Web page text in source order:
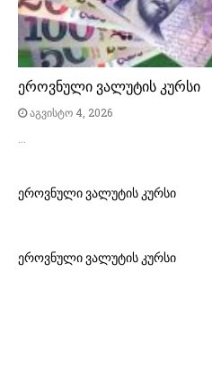
ეროვნული ვალუტის კურსი
აგვისტო 4, 2026
ეროვნული ვალუტის კურსი
ეროვნული ვალუტის კურსი